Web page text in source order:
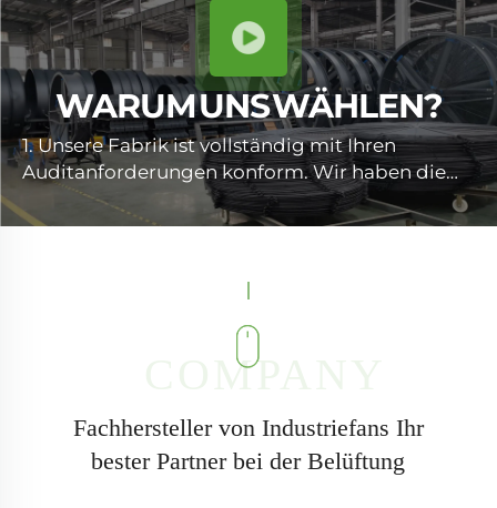
WARUM UNS WÄHLEN?
1. Unsere Fabrik ist vollständig mit Ihren
Auditanforderungen konform. Wir haben die
ISO9001-Zertifizierung erhalten und verfügen
über die notwendigen Qualifikationen, um den
Fachhersteller von Industriefans Ihr
bester Partner bei der Belüftung